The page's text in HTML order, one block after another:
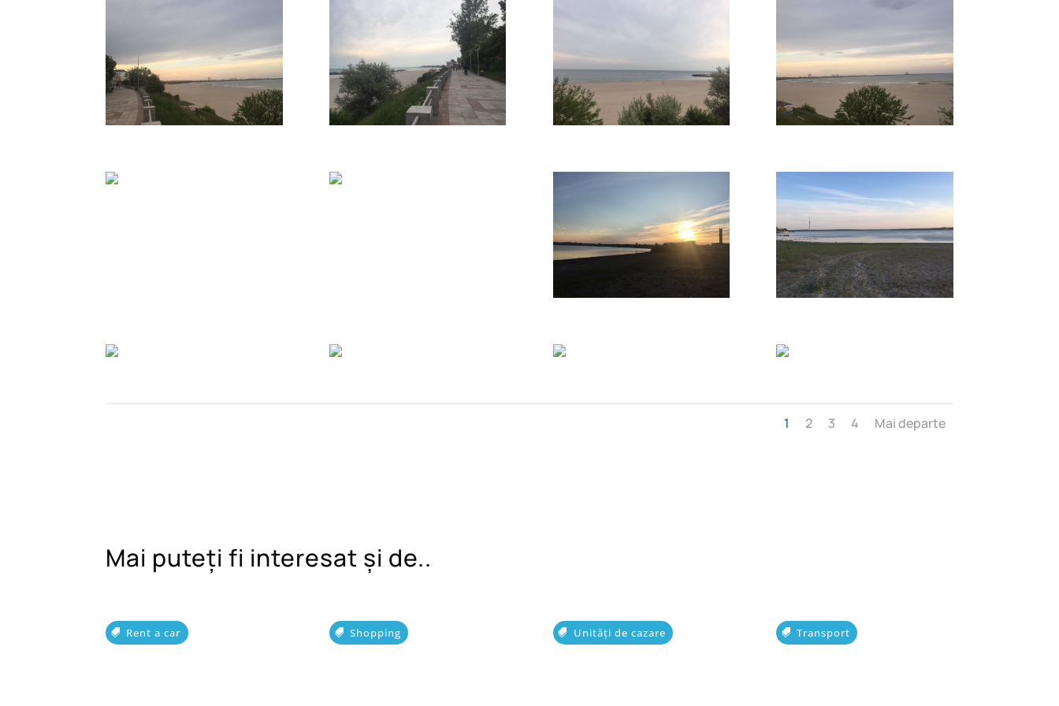
1 2 3 4 Mai departe
Mai puteți fi interesat și de..
Rent a car Shopping Unități de cazare Transport